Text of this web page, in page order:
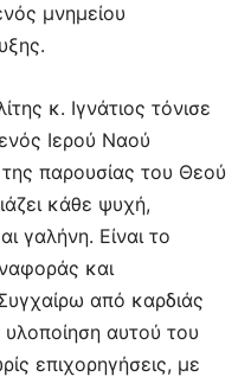
μνημείου
κ. Ιγνάτιος τόνισε
Ιερού Ναού
παρουσίας του Θεού
κάθε ψυχή,
γαλήνη. Είναι το
και
από καρδιάς
αυτού του
επιχορηγήσεις, με